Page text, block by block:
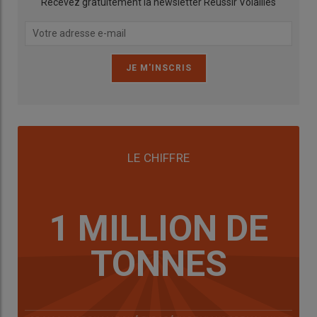
Bons résultats techniques et économiques
semaines est de 97 %, alors que la norme à ce stade est de 92-
93 %. Le poids d’œuf, de 64 g, est également dans la norme.
avec seulement 40 à 50 œufs par jour au sol pour 30 000
poules. Au final, Christophe et Joël Bideau estiment donc que
Volineo, en passant de 86 à 98 semaines, l’amélioration de la
LE CHIFFRE
1 MILLION DE
TONNES